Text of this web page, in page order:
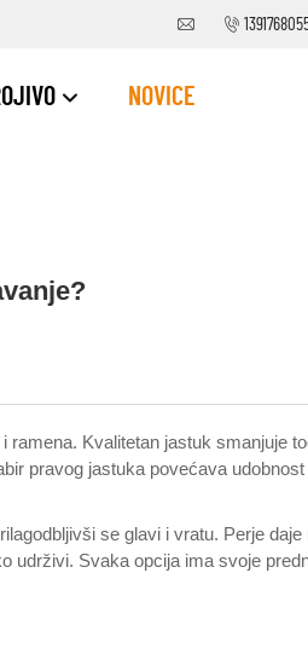
NOVICE
ramena. Kvalitetan jastuk smanjuje
pravog jastuka povećava
se glavi i vratu. Perje
udrživi. Svaka opcija ima svoje